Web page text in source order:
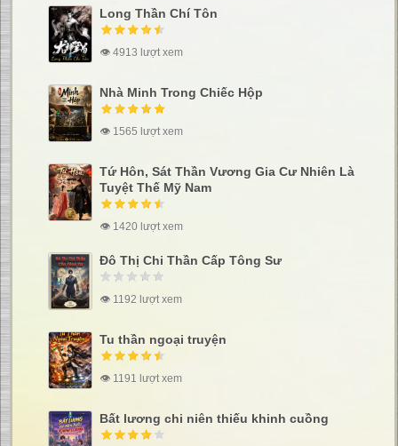
Long Thần Chí Tôn
👁 4913 lượt xem
Nhà Minh Trong Chiếc Hộp
👁 1565 lượt xem
Tứ Hôn, Sát Thần Vương Gia Cư Nhiên Là
Tuyệt Thế Mỹ Nam
👁 1420 lượt xem
Đô Thị Chi Thần Cấp Tông Sư
👁 1192 lượt xem
Tu thần ngoại truyện
👁 1191 lượt xem
Bất lương chi niên thiếu khinh cuồng